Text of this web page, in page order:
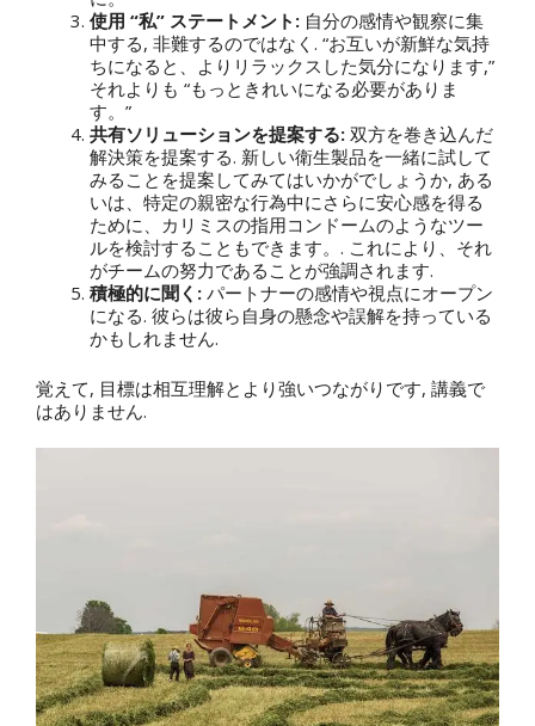
使用 “私” ステートメント: 自分の感情や観察に集
中する, 非難するのではなく. “お互いが新鮮な気持
ちになると、よりリラックスした気分になります,”
それよりも “もっときれいになる必要がありま
す。”
共有ソリューションを提案する: 双方を巻き込んだ
解決策を提案する. 新しい衛生製品を一緒に試して
みることを提案してみてはいかがでしょうか, ある
いは、特定の親密な行為中にさらに安心感を得る
ために、カリミスの指用コンドームのようなツー
ルを検討することもできます。. これにより、それ
がチームの努力であることが強調されます.
積極的に聞く: パートナーの感情や視点にオープン
になる. 彼らは彼ら自身の懸念や誤解を持っている
かもしれません.
覚えて, 目標は相互理解とより強いつながりです, 講義で
はありません.